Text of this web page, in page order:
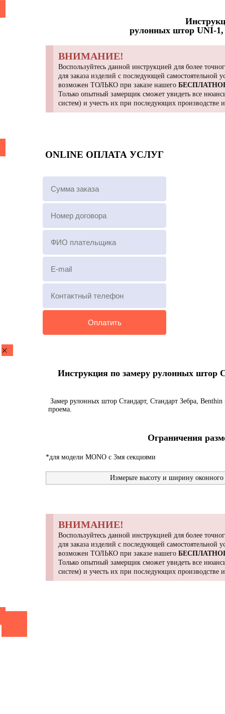
рулонных штор UNI-
ВНИМАНИЕ!
Воспользуйтесь данной инструкцией для более
для заказа изделий с последующей
возможен ТОЛЬКО при заказе нашего
Только опытный замерщик сможет увидеть все
систем) и учесть их при последующих производстве
ONLINE ОПЛАТА УСЛУГ
Инструкция по замеру рулонных штор
Замер рулонных штор Стандарт, Стандарт Зебра,
проема.
Ограничения
*для модели MONO с 3мя секциями
Измерьте высоту и ширину оконного
ВНИМАНИЕ!
Воспользуйтесь данной инструкцией для более
для заказа изделий с последующей
возможен ТОЛЬКО при заказе нашего
Только опытный замерщик сможет увидеть все
систем) и учесть их при последующих производстве